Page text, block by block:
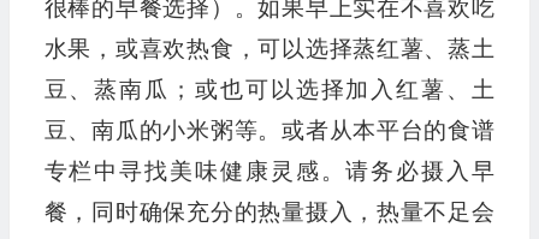
很棒的早餐选择）。如果早上实在不喜欢吃
水果，或喜欢热食，可以选择蒸红薯、蒸土
豆、蒸南瓜；或也可以选择加入红薯、土
豆、南瓜的小米粥等。或者从本平台的食谱
专栏中寻找美味健康灵感。请务必摄入早
餐，同时确保充分的热量摄入，热量不足会